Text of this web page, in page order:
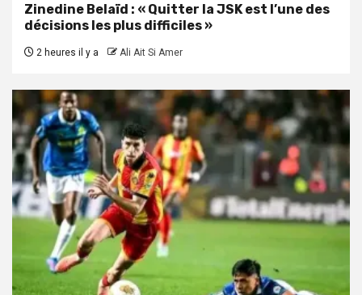
Zinedine Belaïd : « Quitter la JSK est l’une des
décisions les plus difficiles »
2 heures il y a Ali Ait Si Amer